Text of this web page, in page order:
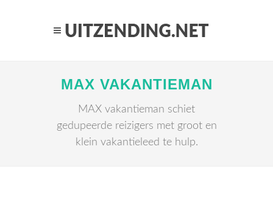
MAX VAKANTIEMAN
MAX vakantieman schiet
gedupeerde reizigers met groot en
klein vakantieleed te hulp.